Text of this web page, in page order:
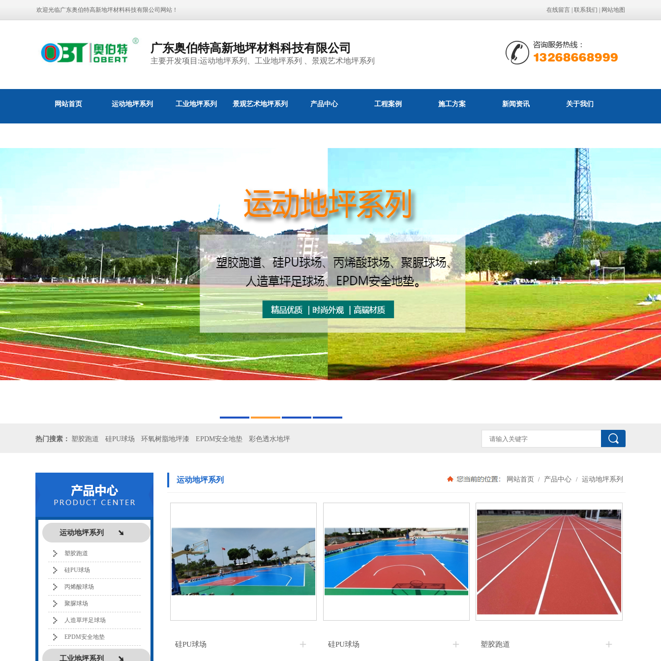
欢迎光临广东奥伯特高新地坪材料科技有限公司网站！ 在线留言| 联系我们 网站地图
广东奥伯特高新地坪材料科技有限公司
主要开发项目:运动地坪系列、工业地坪系列 、景观艺术地坪系列
网站首页 运动地坪系列 工业地坪系列 景观艺术地坪系列 产品中心 工程案例 施工方案 新闻资讯 关于我们
热门搜素： 塑胶跑道 硅PU球场 环氧树脂地坪漆 EPDM安全地垫 彩色透水地坪
运动地坪系列
塑胶跑道
硅PU球场
丙烯酸球场
聚脲球场
人造草坪足球场
EPDM安全地垫
工业地坪系列
运动地坪系列 网站首页 / 产品中心 / 运动地坪系列
硅PU球场 硅PU球场 塑胶跑道